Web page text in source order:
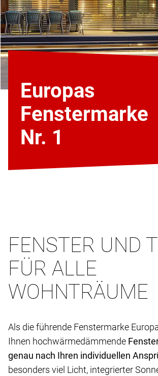
Europas
Fenstermarke
Nr. 1
FENSTER UND
FÜR ALLE
WOHNTRÄUME
Als die führende Fenstermarke
Ihnen hochwärmedämmende
genau nach Ihren individuellen
besonders viel Licht, integrierter